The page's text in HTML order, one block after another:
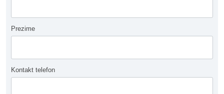
Prezime
Kontakt telefon